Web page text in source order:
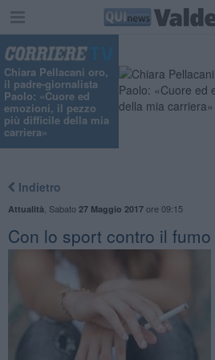
Chiara Pellacani oro,
il padre-giornalista
Paolo: «Cuore ed
emozioni, il pezzo
più difficile della mia
carriera»
Indietro
Attualità Sabato 27 Maggio 2017ore 09:15
Con lo sport contro il fumo